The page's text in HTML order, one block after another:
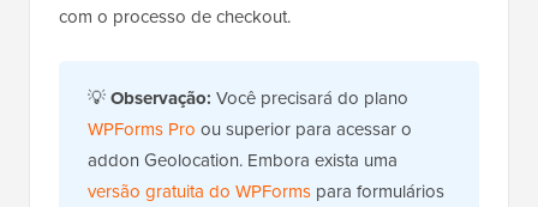
com o processo de checkout.
💡Observação: Você precisará do plano
WPForms Pro ou superior para acessar o
addon Geolocation. Embora exista uma
versão gratuita do WPForms para formulários